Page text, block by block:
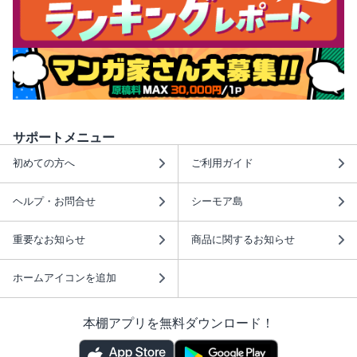
サポートメニュー
初めての方へ ご利用ガイド
ヘルプ・お問合せ シーモア島
重要なお知らせ 商品に関するお知らせ
ホームアイコンを追加
本棚アプリを無料ダウンロード！